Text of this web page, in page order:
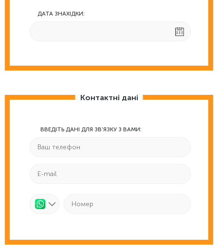
ДАТА ЗНАХІДКИ:
Контактні дані
ВВЕДІТЬ ДАНІ ДЛЯ ЗВ'ЯЗКУ З ВАМИ: